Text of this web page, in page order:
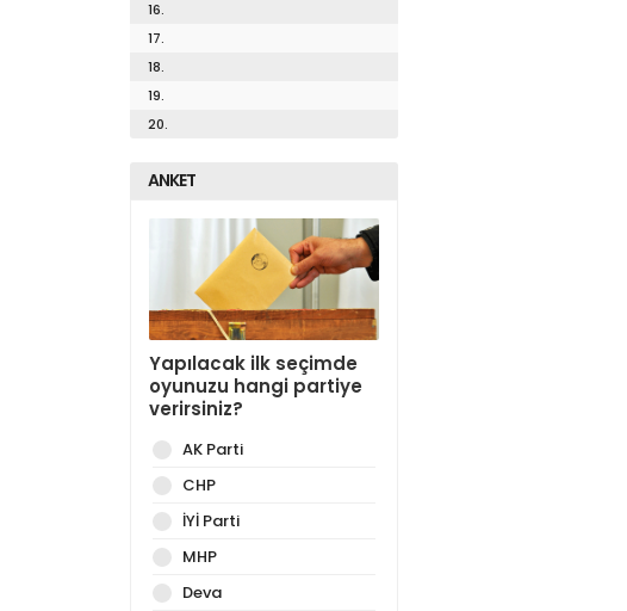
16.
17.
18.
19.
20.
ANKET
Yapılacak ilk seçimde
oyunuzu hangi partiye
verirsiniz?
AK Parti
CHP
İYİ Parti
MHP
Deva